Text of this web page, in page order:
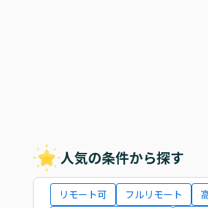
人気の条件から探す
リモート可 フルリモート